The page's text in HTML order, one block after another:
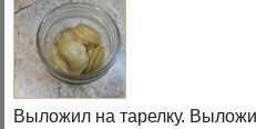
Выложил на тарелку.